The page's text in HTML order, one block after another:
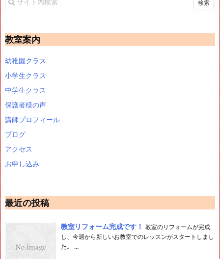
教室案内
幼稚園クラス
小学生クラス
中学生クラス
保護者様の声
講師プロフィール
ブログ
アクセス
お申し込み
最近の投稿
教室リフォーム完成です！ 教室のリフォームが完成
し、今週から新しいお教室でのレッスンがスタートしまし
た。 ...